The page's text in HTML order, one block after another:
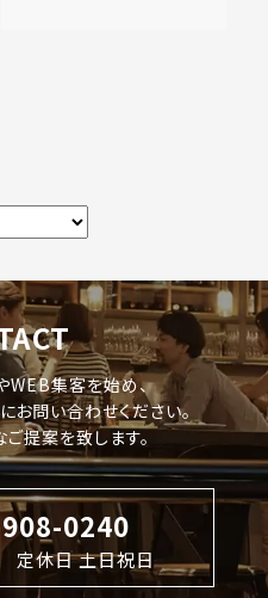
WEB集客を始め、
問い合わせください。
提案を致します。
0240
定休日 土日祝日